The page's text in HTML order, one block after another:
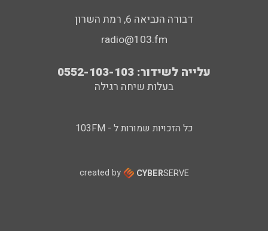
דבורה הנביאה 6, רמת השרון
radio@103.fm
עלייה לשידור: 0552-103-103
בעלות שיחה רגילה
כל הזכויות שמורות ל - 103FM
created by CYBERSERVE